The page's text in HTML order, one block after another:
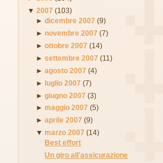
▼ 2007 (103)
►dicembre 2007 (9)
►novembre 2007 (7)
►ottobre 2007 (14)
►settembre 2007 (11)
►agosto 2007 (4)
► luglio 2007 (7)
►giugno 2007 (3)
►maggio 2007 (5)
►aprile 2007 (9)
▼marzo 2007 (14)
Best effort
Un giro all'assicurazione